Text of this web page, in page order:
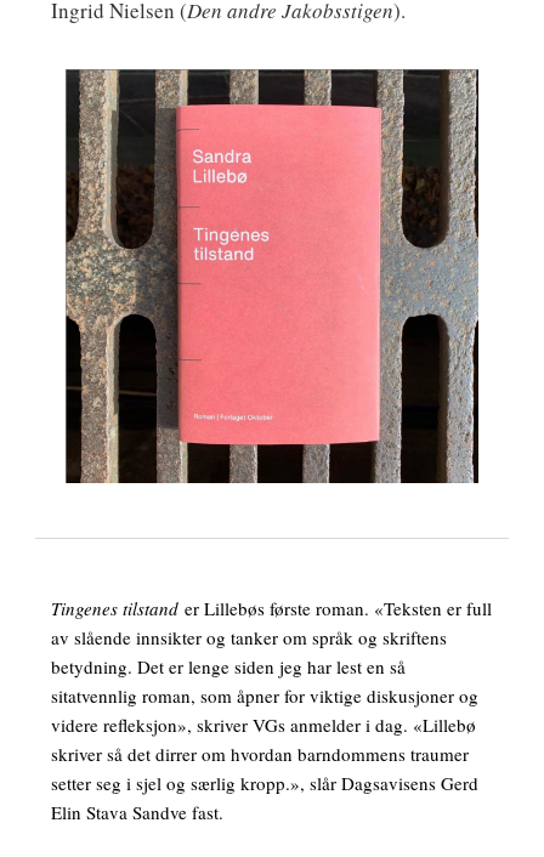
Ingrid Nielsen (Den andre Jakobsstigen).
Tingenes tilstander Lillebøs første roman. «Teksten er full
av slående innsikter og tanker om språk og skriftens
betydning. Det er lenge siden jeg har lest en så
sitatvennlig roman, som åpner for viktige diskusjoner og
videre refleksjon», skriver VGs anmelder i dag. «Lillebø
skriver så det dirrer om hvordan barndommens traumer
setter seg i sjel og særlig kropp.», slår Dagsavisens Gerd
Elin Stava Sandve fast.